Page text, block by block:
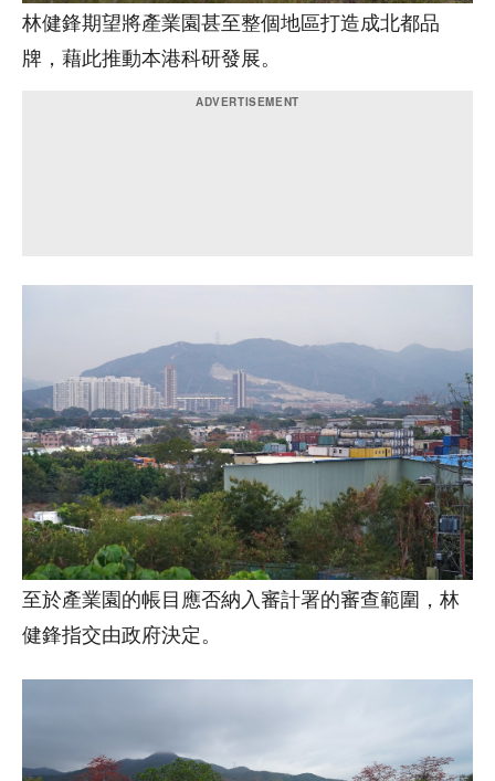
林健鋒期望將產業園甚至整個地區打造成北都品
牌，藉此推動本港科研發展。
至於產業園的帳目應否納入審計署的審查範圍，林
健鋒指交由政府決定。